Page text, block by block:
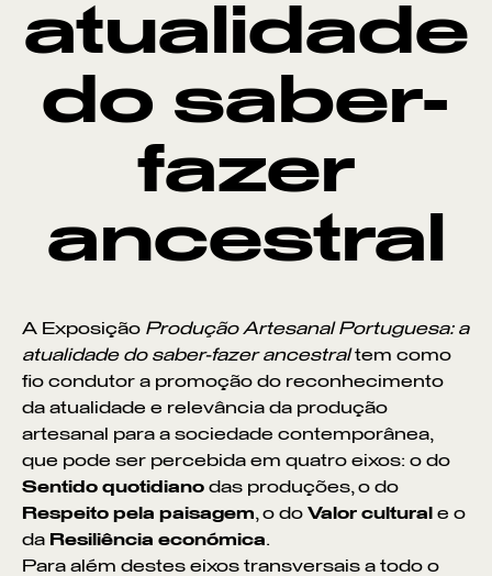
atualidade
do saber-
fazer
ancestral
A Exposição Produção Artesanal Portuguesa: a
atualidade do saber-fazer ancestraltem como
fio condutor a promoção do reconhecimento
da atualidade e relevância da produção
artesanal para a sociedade contemporânea,
que pode ser percebida em quatro eixos: o do
Sentido quotidiano das produções, o do
Respeito pela paisagem, o do Valor cultural e o
da Resiliência económica.
Para além destes eixos transversais a todo o